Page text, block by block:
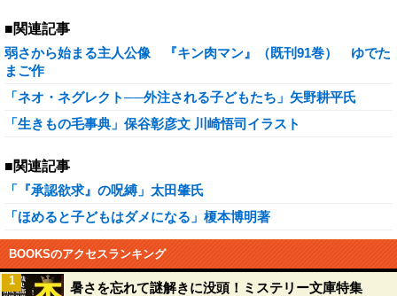
■関連記事
弱さから始まる主人公像 『キン肉マン』（既刊91巻） ゆでた
まご作
「ネオ・ネグレクト──外注される子どもたち」矢野耕平氏
「生きもの毛事典」保谷彰彦文 川崎悟司イラスト
■関連記事
「『承認欲求』の呪縛」太田肇氏
「ほめると子どもはダメになる」榎本博明著
BOOKSのアクセスランキング
暑さを忘れて謎解きに没頭！ミステリー文庫特集
1